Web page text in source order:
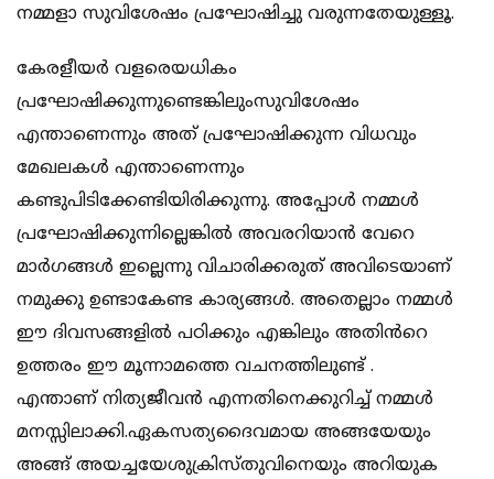
നമ്മളാ സുവിശേഷം പ്രഘോഷിച്ചു വരുന്നതേയുള്ളൂ.
കേരളീയർ വളരെയധികം
പ്രഘോഷിക്കുന്നുണ്ടെങ്കിലുംസുവിശേഷം
എന്താണെന്നും അത് പ്രഘോഷിക്കുന്ന വിധവും
മേഖലകൾ എന്താണെന്നും
കണ്ടുപിടിക്കേണ്ടിയിരിക്കുന്നു. അപ്പോൾ നമ്മൾ
പ്രഘോഷിക്കുന്നില്ലെങ്കിൽ അവരറിയാൻ വേറെ
മാർഗങ്ങൾ ഇല്ലെന്നു വിചാരിക്കരുത് അവിടെയാണ്
നമുക്കു ഉണ്ടാകേണ്ട കാര്യങ്ങൾ. അതെല്ലാം നമ്മൾ
ഈ ദിവസങ്ങളിൽ പഠിക്കും എങ്കിലും അതിൻറെ
ഉത്തരം ഈ മൂന്നാമത്തെ വചനത്തിലുണ്ട് .
എന്താണ് നിത്യജീവൻ എന്നതിനെക്കുറിച്ച് നമ്മൾ
മനസ്സിലാക്കി.ഏകസത്യദൈവമായ അങ്ങയേയും
അങ്ങ് അയച്ചയേശുക്രിസ്തുവിനെയും അറിയുക